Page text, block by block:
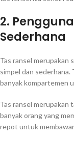
2.
Sederhana
Tas ransel merupakan
simpel dan sederhana.
banyak kompartemen
Tas ransel merupakan
banyak orang yang
repot untuk